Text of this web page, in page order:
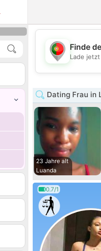
Finde
Lade
Dating Frau in
23 Jahre alt
Luanda
0.7/1